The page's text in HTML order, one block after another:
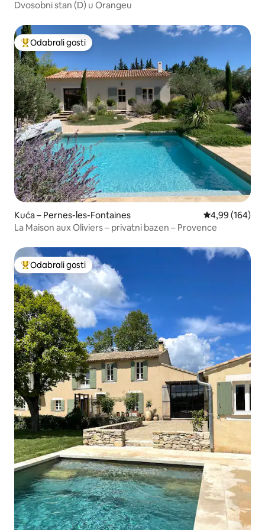
Dvosobni stan (D) u Orangeu
Među najviše rangiranima s oznakom „Odabrali gosti”
Odabrali gosti
Kuća – Pernes-les-Fontaines Prosječna
4,99 (164)
La Maison aux Oliviers – privatni bazen – Provence
Među najviše rangiranima s oznakom „Odabrali gosti”
Odabrali gosti